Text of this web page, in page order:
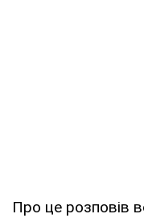
Про це розповів